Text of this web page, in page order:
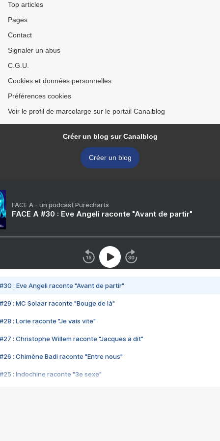
Top articles
Pages
Contact
Signaler un abus
C.G.U.
Cookies et données personnelles
Préférences cookies
Voir le profil de marcolarge sur le portail Canalblog
Créer un blog sur Canalblog
Créer un blog
FACE A - un podcast Purecharts
FACE A #30 : Eve Angeli raconte "Avant de partir"
#30 : Eve Angeli raconte "Avant de partir"
#29 : MC Solaar raconte "Bouge de là"
#28 : Lorie raconte "Je vais vite"
#27 : Christophe Willem raconte "Jacques a dit"
#26 : Chimène Badi raconte "Entre nous"
#25 : Indochine raconte "3e sexe"